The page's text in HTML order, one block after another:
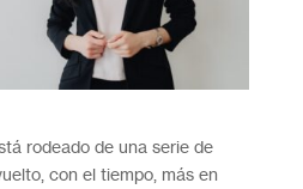
rodeado de una serie de
con el tiempo, más en